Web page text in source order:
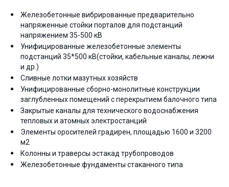
Железобетонные вибрированные предварительно
напряженные стойки порталов для подстанций
напряжением 35-500 кВ
Унифицированные железобетонные элементы
подстанций 35*500 кВ(стойки, кабельные каналы, лежни
и др.)
Сливные лотки мазутных хозяйств
Унифицированные сборно-монолитные конструкции
заглубленных помещений с перекрытием балочного типа
Закрытые каналы для технического водоснабжения
тепловых и атомных электростанций
Элементы оросителей градирен, площадью 1600 и 3200
м2
Колонны и траверсы эстакад трубопроводов
Железобетонные фундаменты стаканного типа